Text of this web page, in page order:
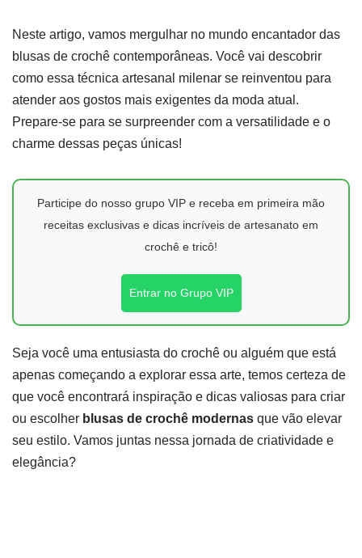
Neste artigo, vamos mergulhar no mundo encantador das
blusas de crochê contemporâneas. Você vai descobrir
como essa técnica artesanal milenar se reinventou para
atender aos gostos mais exigentes da moda atual.
Prepare-se para se surpreender com a versatilidade e o
charme dessas peças únicas!
Participe do nosso grupo VIP e receba em primeira mão
receitas exclusivas e dicas incríveis de artesanato em
crochê e tricô!
Entrar no Grupo VIP
Seja você uma entusiasta do crochê ou alguém que está
apenas começando a explorar essa arte, temos certeza de
que você encontrará inspiração e dicas valiosas para criar
ou escolher blusas de crochê modernas que vão elevar
seu estilo. Vamos juntas nessa jornada de criatividade e
elegância?